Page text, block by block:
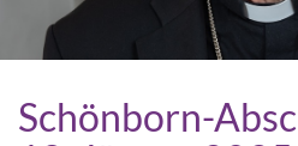
Schönborn-